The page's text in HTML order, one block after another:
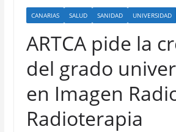
CANARIAS SALUD SANIDAD UNIVERSIDAD
ARTCA pide la
del grado
en Imagen
Radioterapia